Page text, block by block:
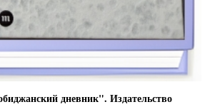
дневник". Издательство